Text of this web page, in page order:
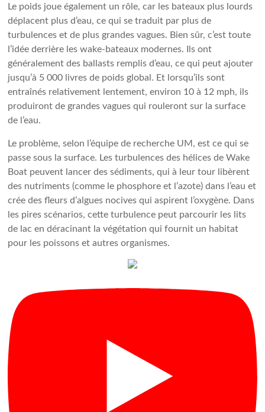
Le poids joue également un rôle, car les bateaux plus lourds
déplacent plus d’eau, ce qui se traduit par plus de
turbulences et de plus grandes vagues. Bien sûr, c’est toute
l’idée derrière les wake-bateaux modernes. Ils ont
généralement des ballasts remplis d’eau, ce qui peut ajouter
jusqu’à 5 000 livres de poids global. Et lorsqu’ils sont
entraînés relativement lentement, environ 10 à 12 mph, ils
produiront de grandes vagues qui rouleront sur la surface
de l’eau.
Le problème, selon l’équipe de recherche UM, est ce qui se
passe sous la surface. Les turbulences des hélices de Wake
Boat peuvent lancer des sédiments, qui à leur tour libèrent
des nutriments (comme le phosphore et l’azote) dans l’eau et
crée des fleurs d’algues nocives qui aspirent l’oxygène. Dans
les pires scénarios, cette turbulence peut parcourir les lits
de lac en déracinant la végétation qui fournit un habitat
pour les poissons et autres organismes.